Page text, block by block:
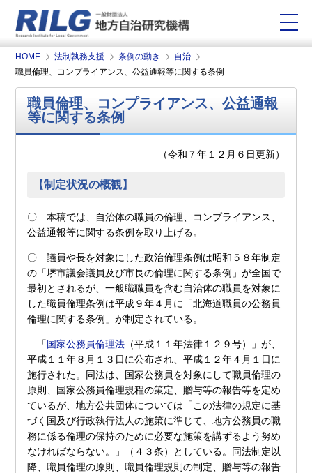
HOME 法制執務支援 条例の動き
自治
職員倫理、コンプライアンス、公益通報等に関する条例
職員倫理、コンプライアンス、公益通報
等に関する条例
（令和７年１２月６日更新）
【制定状況の概観】
〇 本稿では、自治体の職員の倫理、コンプライアンス、
公益通報等に関する条例を取り上げる。
〇 議員や長を対象にした政治倫理条例は昭和５８年制定
の「堺市議会議員及び市長の倫理に関する条例」が全国で
最初とされるが、一般職職員を含む自治体の職員を対象に
した職員倫理条例は平成９年４月に「北海道職員の公務員
倫理に関する条例」が制定されている。
「国家公務員倫理法 （平成１１年法律１２９号）」が、
平成１１年８月１３日に公布され、平成１２年４月１日に
施行された。同法は、国家公務員を対象にして職員倫理の
原則、国家公務員倫理規程の策定、贈与等の報告等を定め
ているが、地方公共団体については「この法律の規定に基
づく国及び行政執行法人の施策に準じて、地方公務員の職
務に係る倫理の保持のために必要な施策を講ずるよう努め
なければならない。」（４３条）としている。同法制定以
降、職員倫理の原則、職員倫理規則の制定、贈与等の報告